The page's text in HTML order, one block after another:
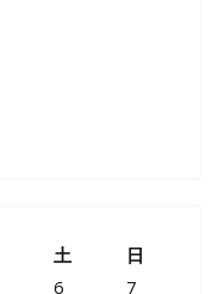
土
日
6 7